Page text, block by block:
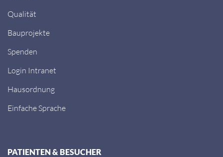
Qualität
Bauprojekte
Spenden
Login Intranet
Hausordnung
Einfache Sprache
PATIENTEN & BESUCHER